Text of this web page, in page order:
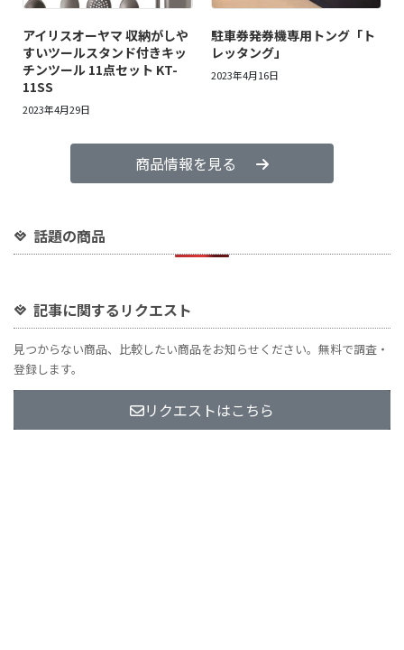
アイリスオーヤマ 収納がしや
すいツールスタンド付きキッ
チンツール 11点セット KT-
11SS
2023年4月29日
駐車券発券機専用トング「ト
レッタング」
2023年4月16日
商品情報を見る
話題の商品
記事に関するリクエスト
見つからない商品、比較したい商品をお知らせください。無料で調査・
登録します。
リクエストはこちら